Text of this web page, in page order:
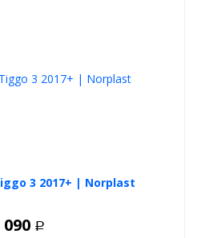
3 2017+ | Norplast
090 Р